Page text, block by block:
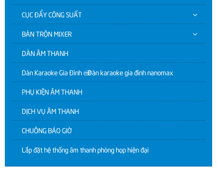
CỤC ĐẨY CÔNG SUẤT
BÀN TRỘN MIXER
DÀN ÂM THANH
Dàn Karaoke Gia Đình | Dàn karaoke gia đình nanomax
PHỤ KIỆN ÂM THANH
DỊCH VỤ ÂM THANH
CHUÔNG BÁO GIỜ
Lắp đặt hệ thống âm thanh phòng họp hiện đại